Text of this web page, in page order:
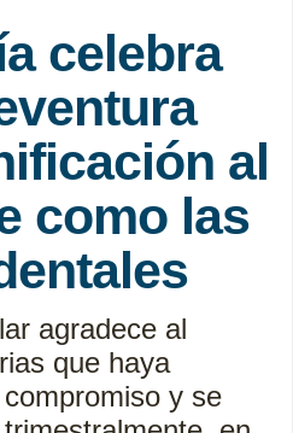
celebra
al
como las
agradece al
que haya
y se